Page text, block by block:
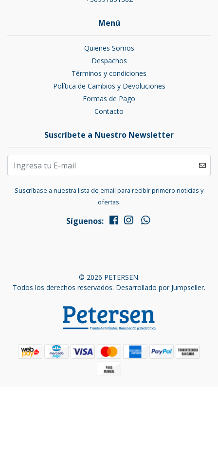
Menú
Quienes Somos
Despachos
Términos y condiciones
Política de Cambios y Devoluciones
Formas de Pago
Contacto
Suscríbete a Nuestro Newsletter
Suscríbase a nuestra lista de email para recibir primero noticias y
ofertas.
Síguenos:
© 2026 PETERSEN.
Todos los derechos reservados. Desarrollado por Jumpseller.